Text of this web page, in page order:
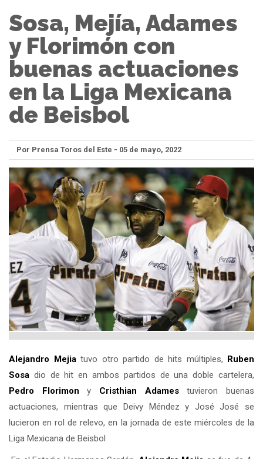
Sosa, Mejía, Adames
y Florimón con
buenas actuaciones
en la Liga Mexicana
de Beisbol
Por Prensa Toros del Este - 05 de mayo, 2022
Alejandro Mejiatuvo otro partido de hits múltiples, Ruben
Sosa dio de hit en ambos partidos de una doble cartelera,
Pedro Florimon y Cristhian Adamestuvieron buenas
actuaciones, mientras que Deivy Méndez y José José se
lucieron en rol de relevo, en la jornada de este miércoles de la
Liga Mexicana de Beisbol